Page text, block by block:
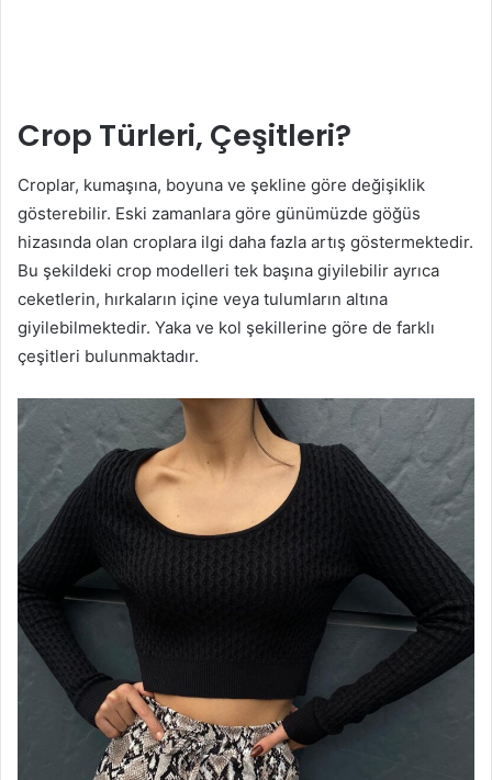
Crop Türleri, Çeşitleri?
Croplar, kumaşına, boyuna ve şekline göre değişiklik
gösterebilir. Eski zamanlara göre günümüzde göğüs
hizasında olan croplara ilgi daha fazla artış göstermektedir.
Bu şekildeki crop modelleri tek başına giyilebilir ayrıca
ceketlerin, hırkaların içine veya tulumların altına
giyilebilmektedir. Yaka ve kol şekillerine göre de farklı
çeşitleri bulunmaktadır.